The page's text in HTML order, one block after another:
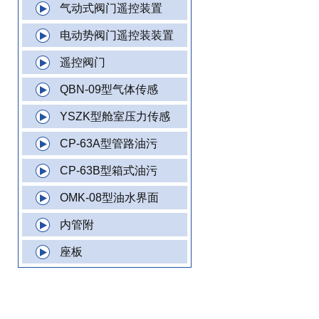
气动式阀门遥控装置
电动势阀门遥控装装置
遥控阀门
QBN-09型气体传感
YSZK型舱室压力传感
CP-63A型管路油污
CP-63B型箱式油污
OMK-08型油水界面
内管附
座板